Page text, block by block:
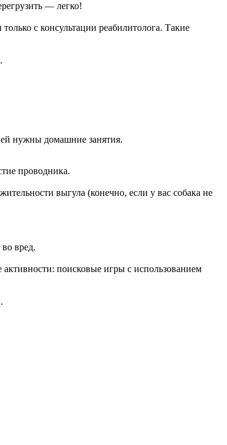
— легко!
с консультации реабилитолога. Такие
нужны домашние занятия.
проводника.
выгула (конечно, если у вас собака не
вред.
поисковые игры с использованием